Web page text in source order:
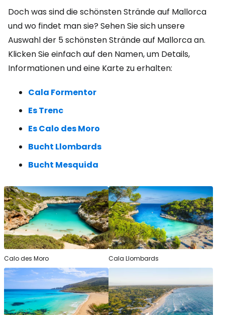
Doch was sind die schönsten Strände auf Mallorca
und wo findet man sie? Sehen Sie sich unsere
Auswahl der 5 schönsten Strände auf Mallorca an.
Klicken Sie einfach auf den Namen, um Details,
Informationen und eine Karte zu erhalten:
Cala Formentor
Es Trenc
Es Calo des Moro
Bucht Llombards
Bucht Mesquida
Calo des Moro Cala Llombards